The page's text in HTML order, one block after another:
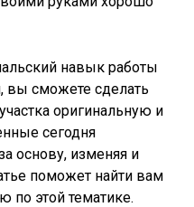
навык работы
вы сможете сделать
оригинальную и
сегодня
основу, изменяя и
поможет найти вам
по этой тематике.